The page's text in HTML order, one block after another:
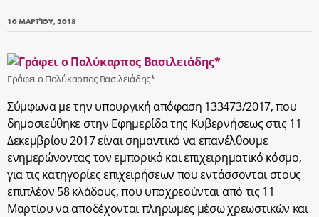
10 ΜΑΡΤΊΟΥ, 2018
Γράφει ο Πολύκαρπος Βασιλειάδης*
Σύμφωνα με την υπουργική απόφαση 133473/2017, που
δημοσιεύθηκε στην Εφημερίδα της Κυβερνήσεως στις 11
Δεκεμβρίου 2017 είναι σημαντικό να επανέλθουμε
ενημερώνοντας τον εμπορικό και επιχειρηματικό κόσμο,
για τις κατηγορίες επιχειρήσεων που εντάσσονται στους
επιπλέον 58 κλάδους, που υποχρεούνται από τις 11
Μαρτίου να αποδέχονται πληρωμές μέσω χρεωστικών και